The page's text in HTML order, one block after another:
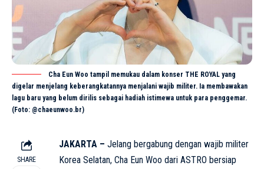
Cha Eun Woo tampil memukau dalam konser THE ROYAL yang
digelar menjelang keberangkatannya menjalani wajib militer. Ia membawakan
lagu baru yang belum dirilis sebagai hadiah istimewa untuk para penggemar.
(Foto: @chaeunwoo.br)
SHARE
JAKARTA – Jelang bergabung dengan wajib militer
Korea Selatan, Cha Eun Woo dari ASTRO bersiap